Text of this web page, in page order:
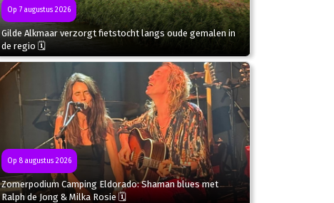
Op 7 augustus 2026
Gilde Alkmaar verzorgt fietstocht langs oude gemalen in
de regio 🗓
Op 8 augustus 2026
Zomerpodium Camping Eldorado: Shaman blues met
Ralph de Jong & Milka Rosie 🗓